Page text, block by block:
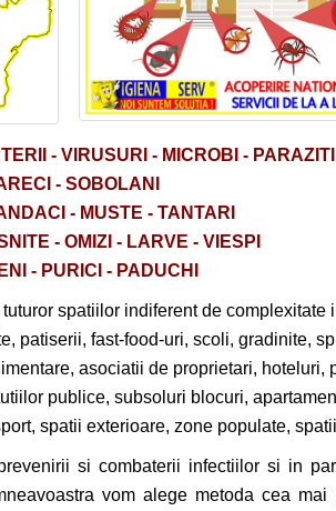
- VIRUSURI - MICROBI - PARAZITI
- SOBOLANI
- MUSTE - TANTARI
- OMIZI - LARVE - VIESPI
- PURICI - PADUCHI
spatiilor indiferent de complexitate
patiserii, fast-food-uri, scoli, gradinite,
asociatii de proprietari, hoteluri,
publice, subsoluri blocuri,
spatii exterioare, zone populate,
si combaterii infectiilor si in
vom alege metoda cea mai